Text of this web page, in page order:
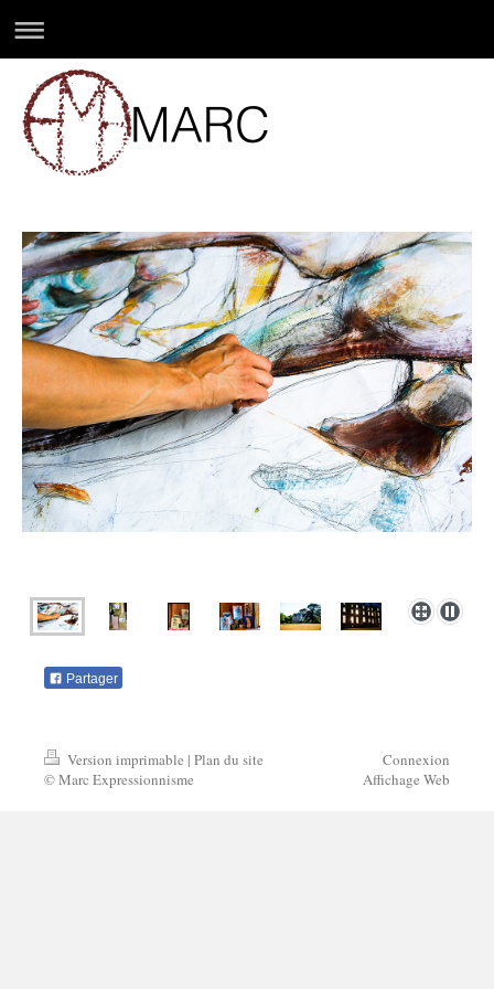
Partager
Version imprimable | Plan du site
© Marc Expressionnisme
Connexion
Affichage Web